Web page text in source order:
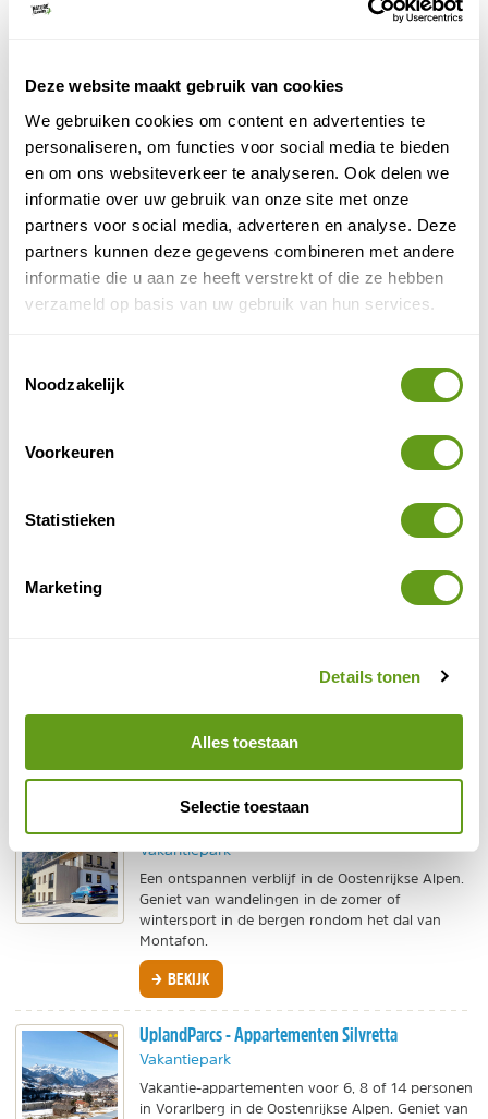
Deze website maakt gebruik van cookies
We gebruiken cookies om content en advertenties te
personaliseren, om functies voor social media te bieden
en om ons websiteverkeer te analyseren. Ook delen we
informatie over uw gebruik van onze site met onze
partners voor social media, adverteren en analyse. Deze
partners kunnen deze gegevens combineren met andere
informatie die u aan ze heeft verstrekt of die ze hebben
verzameld op basis van uw gebruik van hun services.
Noodzakelijk
Voorkeuren
Statistieken
Marketing
Details tonen
Alles toestaan
Selectie toestaan
Ik ga akkoord met de algemene voorwaardenen
Top 5 meest bekeken advertenties van UplandParcs
UplandParcs - Vakantiehuizen Sauerland
Vakantiepark
Luxe en duurzame vakantiehuizen op een
splinternieuw park in Winterberg-Niedersfeld.
De luxe vakantiewoningen voor 4 personen
In een nieuw park vlakbij Winterberg ligt dit luxe
Heerlijk verblijf om het Sauerland te verkennen of
BEKIJK
Vakantiepark
Een ontspannen verblijf in de Oostenrijkse Alpen.
Geniet van wandelingen in de zomer of
wintersport in de bergen rondom het dal van
Montafon.
BEKIJK
UplandParcs - Appartementen Silvretta
Vakantiepark
Vakantie-appartementen voor 6, 8 of 14 personen
in Vorarlberg in de Oostenrijkse Alpen. Geniet van